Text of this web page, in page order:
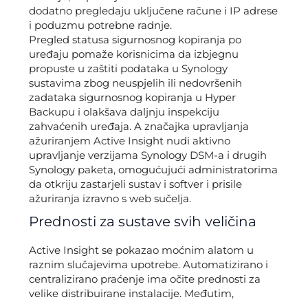
dodatno pregledaju uključene račune i IP adrese
i poduzmu potrebne radnje.
Pregled statusa sigurnosnog kopiranja po
uređaju pomaže korisnicima da izbjegnu
propuste u zaštiti podataka u Synology
sustavima zbog neuspjelih ili nedovršenih
zadataka sigurnosnog kopiranja u Hyper
Backupu i olakšava daljnju inspekciju
zahvaćenih uređaja. A značajka upravljanja
ažuriranjem Active Insight nudi aktivno
upravljanje verzijama Synology DSM-a i drugih
Synology paketa, omogućujući administratorima
da otkriju zastarjeli sustav i softver i prisile
ažuriranja izravno s web sučelja.
Prednosti za sustave svih veličina
Active Insight se pokazao moćnim alatom u
raznim slučajevima upotrebe. Automatizirano i
centralizirano praćenje ima očite prednosti za
velike distribuirane instalacije. Međutim,